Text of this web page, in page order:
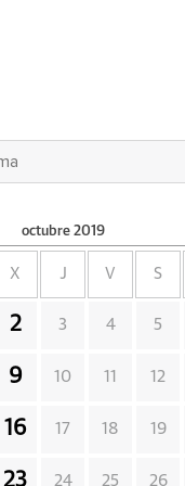
octubre 2019
X J V S
2 3 4 5
9 10 11 12
16 17 18 19
23 24 25 26